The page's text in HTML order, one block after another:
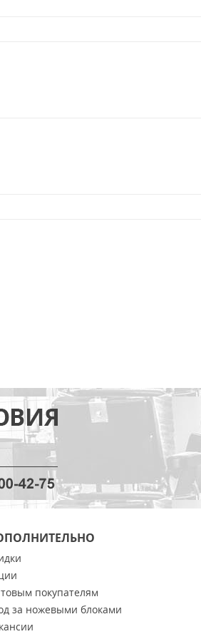
покупателям
за ножевыми блоками